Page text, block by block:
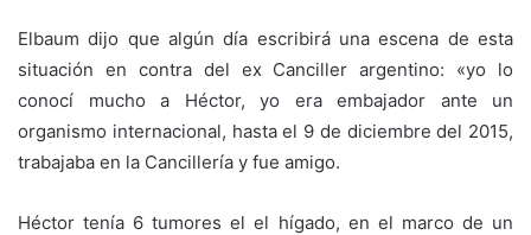
Elbaum dijo que algún día escribirá una escena de esta
situación en contra del ex Canciller argentino: «yo lo
conocí mucho a Héctor, yo era embajador ante un
organismo internacional, hasta el 9 de diciembre del 2015,
trabajaba en la Cancillería y fue amigo.
Héctor tenía 6 tumores el el hígado, en el marco de un